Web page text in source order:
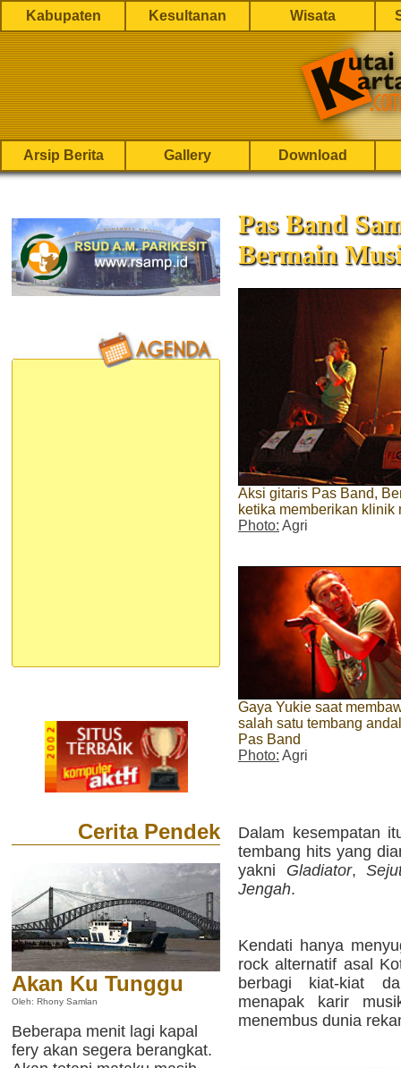
Kabupaten Kesultanan Wisata
Arsip Berita Gallery Download
Cerita Pendek
Akan Ku Tunggu
Oleh: Rhony Samlan
Beberapa menit lagi kapal
fery akan segera berangkat.
Pas Band
Bermain
Aksi gitaris Pas Band,
ketika memberikan
Photo: Agri
Gaya Yukie saat
salah satu tembang
Pas Band
Photo: Agri
Dalam kesempatan
tembang hits yang
yakni Gladiator,
Jengah.
Kendati hanya
rock alternatif asal
berbagi kiat-kiat
menapak karir
menembus dunia